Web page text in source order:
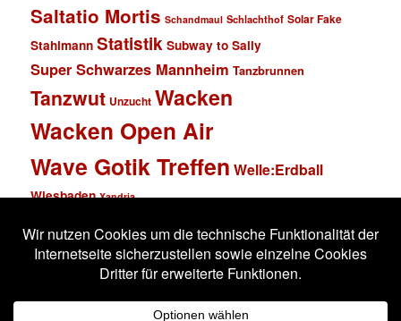
Saltatio Mortis Schandmaul Schlachthof Solar Fake
Stahlmann Statistik Subway to Sally
Super Schwarzes Mannheim Tanzbrunnen
Tanzwut Unzucht Wacken
Wacken Open Air
Wave Gotik Treffen Welle:Erdball
Wiesbaden Xandria
Impressum